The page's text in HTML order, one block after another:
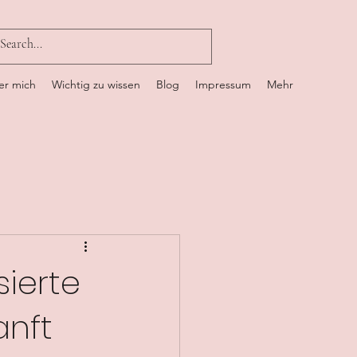
mich Wichtig zu wissen Blog Impressum Mehr